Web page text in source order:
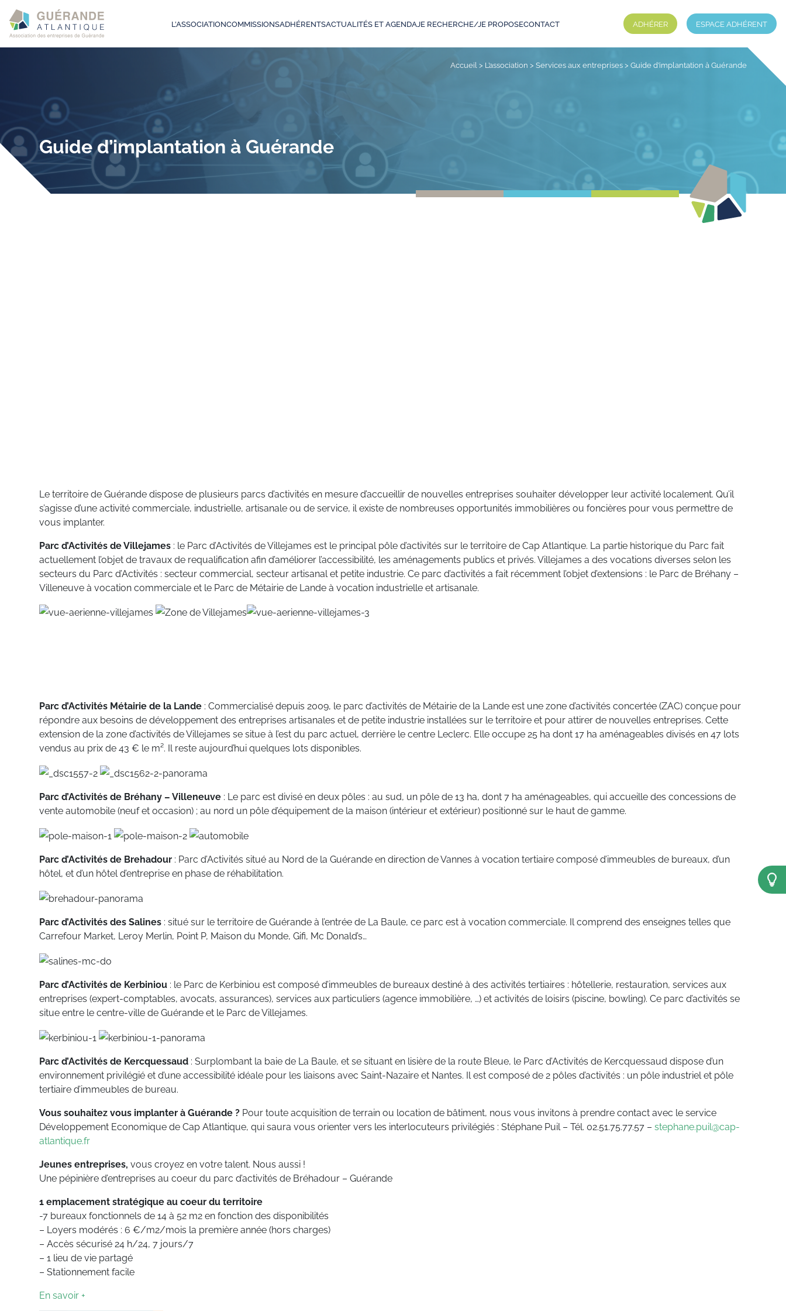
L’ASSOCIATIONCOMMISSIONSADHÉRENTSACTUALITÉS ET AGENDAJE RECHERCHE/JE PROPOSECONTACT ADHÉRER ESPACE ADHÉRENT
Accueil > L’association > Services aux entreprises> Guide d’implantation à Guérande
Guide d’implantation à Guérande
Le territoire de Guérande dispose de plusieurs parcs d’activités en mesure d’accueillir de nouvelles entreprises souhaiter développer leur activité localement. Qu’il
s’agisse d’une activité commerciale, industrielle, artisanale ou de service, il existe de nombreuses opportunités immobilières ou foncières pour vous permettre de
vous implanter.
Parc d’Activités de Villejames : le Parc d’Activités de Villejames est le principal pôle d’activités sur le territoire de Cap Atlantique. La partie historique du Parc fait
actuellement l’objet de travaux de requalification afin d’améliorer l’accessibilité, les aménagements publics et privés. Villejames a des vocations diverses selon les
secteurs du Parc d’Activités : secteur commercial, secteur artisanal et petite industrie. Ce parc d’activités a fait récemment l’objet d’extensions : le Parc de Bréhany –
Villeneuve à vocation commerciale et le Parc de Métairie de Lande à vocation industrielle et artisanale.
Parc d’Activités Métairie de la Lande : Commercialisé depuis 2009, le parc d’activités de Métairie de la Lande est une zone d’activités concertée (ZAC) conçue pour
répondre aux besoins de développement des entreprises artisanales et de petite industrie installées sur le territoire et pour attirer de nouvelles entreprises. Cette
extension de la zone d’activités de Villejames se situe à l’est du parc actuel, derrière le centre Leclerc. Elle occupe 25 ha dont 17 ha aménageables divisés en 47 lots
vendus au prix de 43 € le m². Il reste aujourd’hui quelques lots disponibles.
Parc d’Activités de Bréhany – Villeneuve : Le parc est divisé en deux pôles : au sud, un pôle de 13 ha, dont 7 ha aménageables, qui accueille des concessions de
vente automobile (neuf et occasion) ; au nord un pôle d’équipement de la maison (intérieur et extérieur) positionné sur le haut de gamme.
Parc d’Activités de Brehadour : Parc d’Activités situé au Nord de la Guérande en direction de Vannes à vocation tertiaire composé d’immeubles de bureaux, d’un
hôtel, et d’un hôtel d’entreprise en phase de réhabilitation.
Parc d’Activités des Salines : situé sur le territoire de Guérande à l’entrée de La Baule, ce parc est à vocation commerciale. Il comprend des enseignes telles que
Carrefour Market, Leroy Merlin, Point P, Maison du Monde, Gifi, Mc Donald’s…
Parc d’Activités de Kerbiniou : le Parc de Kerbiniou est composé d’immeubles de bureaux destiné à des activités tertiaires : hôtellerie, restauration, services aux
entreprises (expert-comptables, avocats, assurances), services aux particuliers (agence immobilière, …) et activités de loisirs (piscine, bowling). Ce parc d’activités se
situe entre le centre-ville de Guérande et le Parc de Villejames.
Parc d’Activités de Kercquessaud : Surplombant la baie de La Baule, et se situant en lisière de la route Bleue, le Parc d’Activités de Kercquessaud dispose d’un
environnement privilégié et d’une accessibilité idéale pour les liaisons avec Saint-Nazaire et Nantes. Il est composé de 2 pôles d’activités : un pôle industriel et pôle
tertiaire d’immeubles de bureau.
Vous souhaitez vous implanter à Guérande ? Pour toute acquisition de terrain ou location de bâtiment, nous vous invitons à prendre contact avec le service
Développement Economique de Cap Atlantique, qui saura vous orienter vers les interlocuteurs privilégiés : Stéphane Puil – Tél. 02.51.75.77.57 –stephane.puil@cap-
atlantique.fr
Jeunes entreprises,vous croyez en votre talent. Nous aussi !
Une pépinière d’entreprises au coeur du parc d’activités de Bréhadour – Guérande
1 emplacement stratégique au coeur du territoire
-7 bureaux fonctionnels de 14 à 52 m2 en fonction des disponibilités
– Loyers modérés : 6 €/m2/mois la première année (hors charges)
– Accès sécurisé 24 h/24, 7 jours/7
– 1 lieu de vie partagé
– Stationnement facile
En savoir +